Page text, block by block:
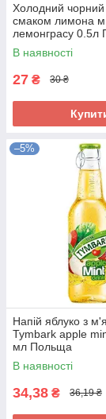
Холодний чорний
смаком лимона м
лемонграсу 0.5л
В наявності
27 ₴ 30 ₴
–5%
Напій яблуко з
Tymbark apple
мл Польща
В наявності
34,38 ₴ 36,19 ₴